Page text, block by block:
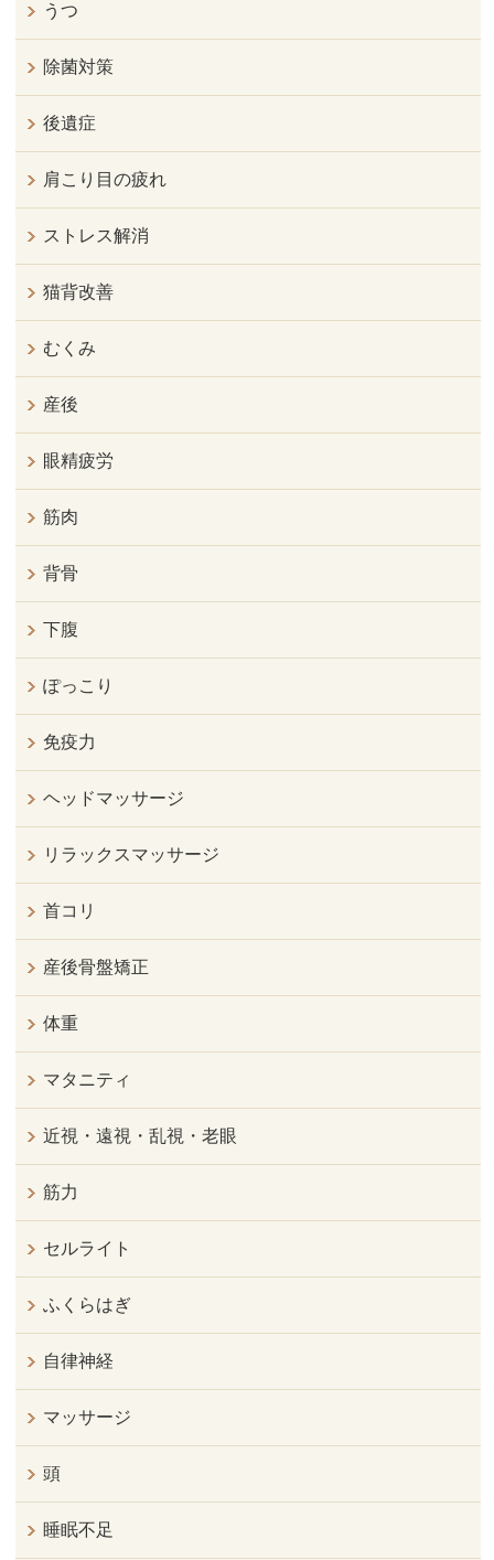
うつ
除菌対策
後遺症
肩こり目の疲れ
ストレス解消
猫背改善
むくみ
産後
眼精疲労
筋肉
背骨
下腹
ぽっこり
免疫力
ヘッドマッサージ
リラックスマッサージ
首コリ
産後骨盤矯正
体重
マタニティ
近視・遠視・乱視・老眼
筋力
セルライト
ふくらはぎ
自律神経
マッサージ
頭
睡眠不足